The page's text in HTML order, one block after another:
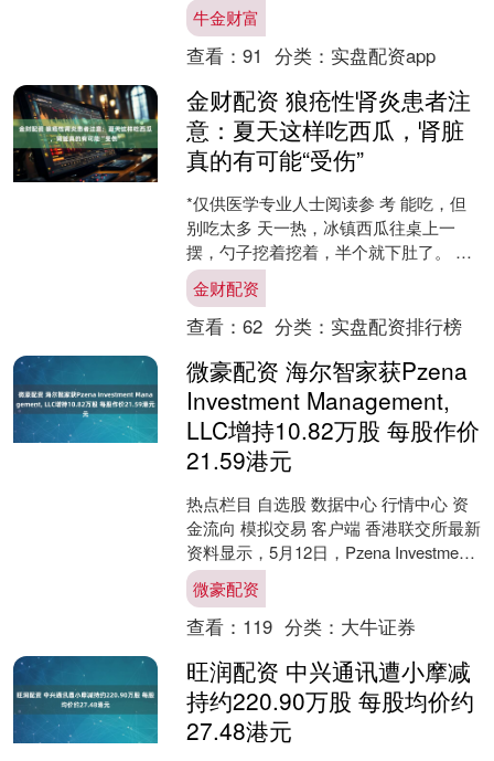
病（AD）的诊断长期面临“可及性”与“准
确性”难....
牛金财富
查看： 91 分类： 实盘配资app
金财配资 狼疮性肾炎患者注
意：夏天这样吃西瓜，肾脏
真的有可能“受伤”
*仅供医学专业人士阅读参 考 能吃，但
别吃太多 天一热，冰镇西瓜往桌上一
摆，勺子挖着挖着，半个就下肚了。 可
如果你正在被狼疮性肾炎困扰，或者肾
功能本身就不太好，....
金财配资
查看： 62 分类： 实盘配资排行榜
微豪配资 海尔智家获Pzena
Investment Management,
LLC增持10.82万股 每股作价
21.59港元
热点栏目 自选股 数据中心 行情中心 资
金流向 模拟交易 客户端 香港联交所最新
资料显示，5月12日，Pzena Investment
Management， ....
微豪配资
查看： 119 分类： 大牛证券
旺润配资 中兴通讯遭小摩减
持约220.90万股 每股均价约
27.48港元